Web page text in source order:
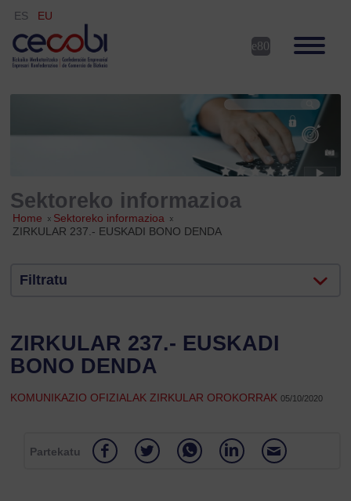
ES EU
Sektoreko informazioa
Home » Sektoreko informazioa »
ZIRKULAR 237.- EUSKADI BONO DENDA
Filtratu
ZIRKULAR 237.- EUSKADI
BONO DENDA
KOMUNIKAZIO OFIZIALAK ZIRKULAR OROKORRAK05/10/2020
Partekatu